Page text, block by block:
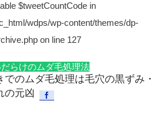
$tweetCountCode in
wdps/wp-content/themes/dp-
on line 127
らけのムダ毛処理法
でのムダ毛処理は毛穴の黒ずみ・
の元凶